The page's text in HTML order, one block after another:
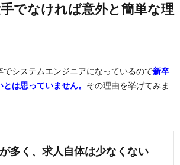
でなければ意外と簡単な理
でシステムエンジニアになっているので新卒
は思っていません。 その理由を挙げてみま
多く、求人自体は少なくない